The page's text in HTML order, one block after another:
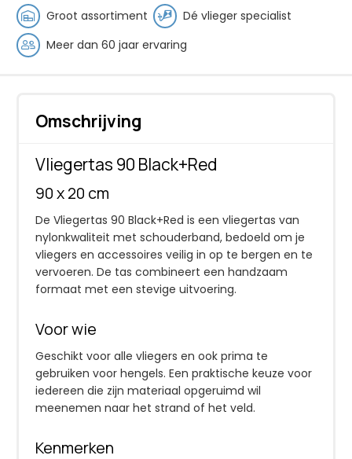
Groot assortiment
Dé vlieger specialist
Meer dan 60 jaar ervaring
Omschrijving
Vliegertas 90 Black+Red
90 x 20 cm
De Vliegertas 90 Black+Red is een vliegertas van
nylonkwaliteit met schouderband, bedoeld om je
vliegers en accessoires veilig in op te bergen en te
vervoeren. De tas combineert een handzaam
formaat met een stevige uitvoering.
Voor wie
Geschikt voor alle vliegers en ook prima te
gebruiken voor hengels. Een praktische keuze voor
iedereen die zijn materiaal opgeruimd wil
meenemen naar het strand of het veld.
Kenmerken